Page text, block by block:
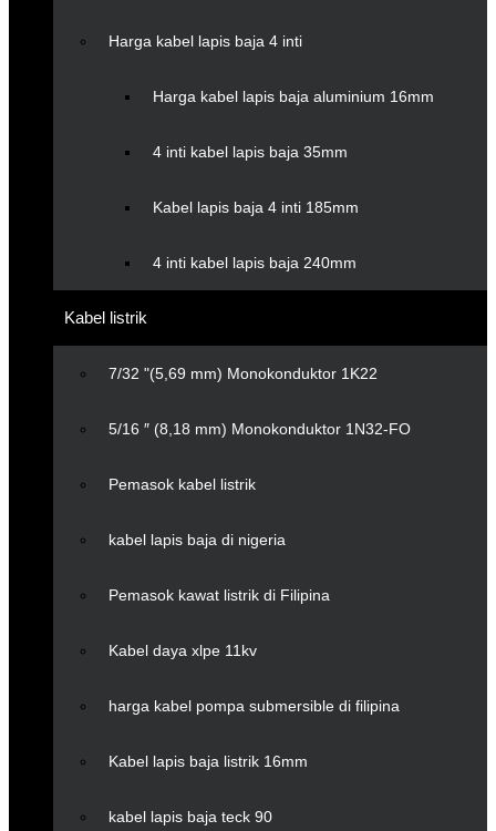
Harga kabel lapis baja 4 inti
Harga kabel lapis baja aluminium 16mm
4 inti kabel lapis baja 35mm
Kabel lapis baja 4 inti 185mm
4 inti kabel lapis baja 240mm
Kabel listrik
7/32 "(5,69 mm) Monokonduktor 1K22
5/16 ″ (8,18 mm) Monokonduktor 1N32-FO
Pemasok kabel listrik
kabel lapis baja di nigeria
Pemasok kawat listrik di Filipina
Kabel daya xlpe 11kv
harga kabel pompa submersible di filipina
Kabel lapis baja listrik 16mm
kabel lapis baja teck 90